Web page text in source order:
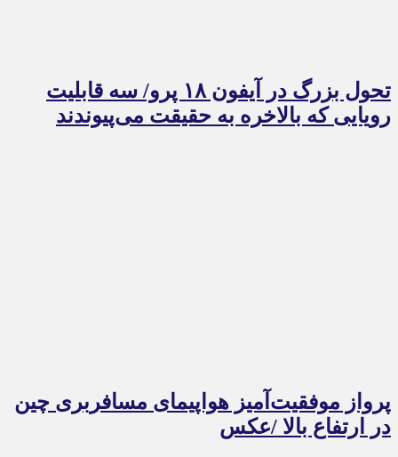
تحول بزرگ در آیفون ۱۸ پرو/ سه قابلیت
رویایی که بالاخره به حقیقت می‌پیوندند
پرواز موفقیت‌آمیز هواپیمای مسافربری چین
در ارتفاع بالا /عکس